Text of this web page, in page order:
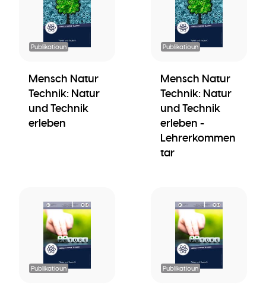
Publikatioun
Mensch Natur
Technik: Natur
und Technik
erleben
Publikatioun
Mensch Natur
Technik: Natur
und Technik
erleben -
Lehrerkommen
tar
Publikatioun Publikatioun